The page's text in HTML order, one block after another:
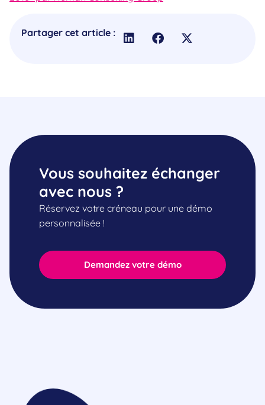
Partager cet article :
Demandez votre démo
Vous souhaitez échanger
avec nous ?
Réservez votre créneau pour une démo
personnalisée !